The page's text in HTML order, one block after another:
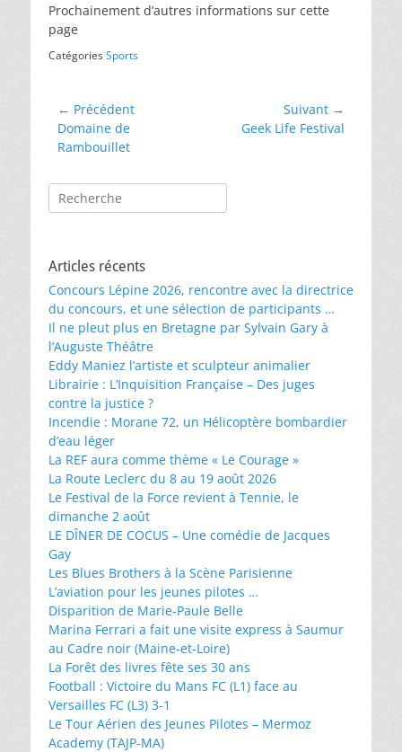
Prochainement d’autres informations sur cette
page
CatégoriesSports
Navigation
de
l’article
← Précédent
Article
précédent :
Domaine de
Rambouillet
Suivant →
Geek Life Festival
Rechercher :
Articles récents
Concours Lépine 2026, rencontre avec la directrice
du concours, et une sélection de participants …
Il ne pleut plus en Bretagne par Sylvain Gary à
l’Auguste Théâtre
Eddy Maniez l’artiste et sculpteur animalier
Librairie : L’Inquisition Française – Des juges
contre la justice ?
Incendie : Morane 72, un Hélicoptère bombardier
d’eau léger
La REF aura comme thème « Le Courage »
La Route Leclerc du 8 au 19 août 2026
Le Festival de la Force revient à Tennie, le
dimanche 2 août
LE DÎNER DE COCUS – Une comédie de Jacques
Gay
Les Blues Brothers à la Scène Parisienne
L’aviation pour les jeunes pilotes …
Disparition de Marie-Paule Belle
Marina Ferrari a fait une visite express à Saumur
au Cadre noir (Maine-et-Loire)
La Forêt des livres fête ses 30 ans
Football : Victoire du Mans FC (L1) face au
Versailles FC (L3) 3-1
Le Tour Aérien des Jeunes Pilotes – Mermoz
Academy (TAJP-MA)